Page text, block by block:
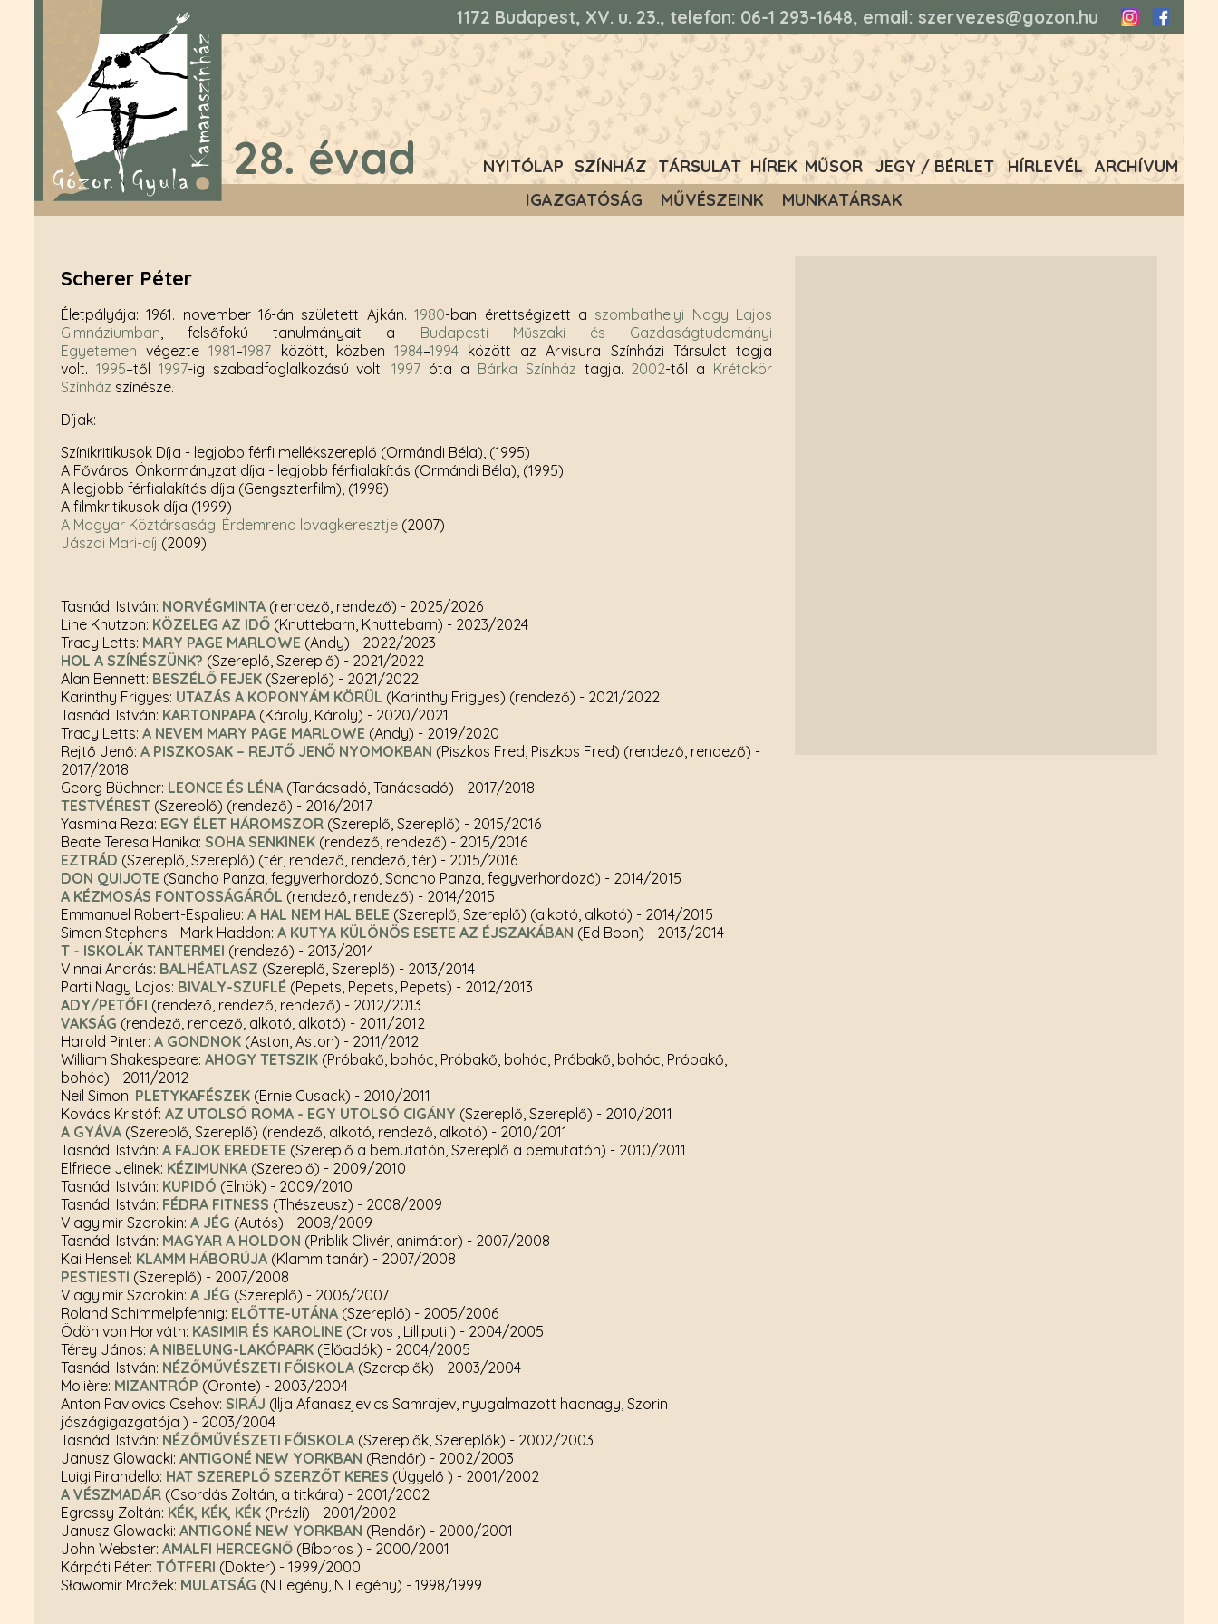
28. évad
1172 Budapest, XV. u. 23., telefon: 06-1 293-1648, email: szervezes@gozon.hu InstagramFacebook
NYITÓLAP SZÍNHÁZ
TÁRSULAT
IGAZGATÓSÁG
MŰVÉSZEINK MUNKATÁRSAK
HÍREK MŰSOR JEGY / BÉRLET HÍRLEVÉL ARCHÍVUM
Scherer Péter
Életpályája: 1961. november 16-án született Ajkán.1980-ban érettségizett a szombathelyi Nagy Lajos
Gimnáziumban , felsőfokú tanulmányait a Budapesti Műszaki és Gazdaságtudományi
Egyetemen végezte1981–1987 között, közben 1984–1994között az Arvisura Színházi Társulat tagja
volt. 1995–től 1997-ig szabadfoglalkozású volt.1997 óta a Bárka Színház tagja. 2002-től a Krétakör
Színház színésze.
Díjak:
Színikritikusok Díja - legjobb férfi mellékszereplő (Ormándi Béla), (1995)
A Fővárosi Önkormányzat díja - legjobb férfialakítás (Ormándi Béla), (1995)
A legjobb férfialakítás díja (Gengszterfilm), (1998)
A filmkritikusok díja (1999)
A Magyar Köztársasági Érdemrend lovagkeresztje (2007)
Jászai Mari-díj (2009)
Tasnádi István: NORVÉGMINTA (rendező, rendező) - 2025/2026
Line Knutzon: KÖZELEG AZ IDŐ (Knuttebarn, Knuttebarn) - 2023/2024
Tracy Letts: MARY PAGE MARLOWE (Andy) - 2022/2023
HOL A SZÍNÉSZÜNK? (Szereplő, Szereplő) - 2021/2022
Alan Bennett: BESZÉLŐ FEJEK (Szereplő) - 2021/2022
Karinthy Frigyes: UTAZÁS A KOPONYÁM KÖRÜL (Karinthy Frigyes) (rendező) - 2021/2022
Tasnádi István: KARTONPAPA (Károly, Károly) - 2020/2021
Tracy Letts: A NEVEM MARY PAGE MARLOWE (Andy) - 2019/2020
Rejtő Jenő: A PISZKOSAK – REJTŐ JENŐ NYOMOKBAN (Piszkos Fred, Piszkos Fred) (rendező, rendező) -
2017/2018
Georg Büchner: LEONCE ÉS LÉNA (Tanácsadó, Tanácsadó) - 2017/2018
TESTVÉREST (Szereplő) (rendező) - 2016/2017
Yasmina Reza: EGY ÉLET HÁROMSZOR (Szereplő, Szereplő) - 2015/2016
Beate Teresa Hanika: SOHA SENKINEK (rendező, rendező) - 2015/2016
EZTRÁD (Szereplő, Szereplő) (tér, rendező, rendező, tér) - 2015/2016
DON QUIJOTE (Sancho Panza, fegyverhordozó, Sancho Panza, fegyverhordozó) - 2014/2015
A KÉZMOSÁS FONTOSSÁGÁRÓL (rendező, rendező) - 2014/2015
Emmanuel Robert-Espalieu: A HAL NEM HAL BELE (Szereplő, Szereplő) (alkotó, alkotó) - 2014/2015
Simon Stephens - Mark Haddon: A KUTYA KÜLÖNÖS ESETE AZ ÉJSZAKÁBAN (Ed Boon) - 2013/2014
T - ISKOLÁK TANTERMEI (rendező) - 2013/2014
Vinnai András: BALHÉATLASZ (Szereplő, Szereplő) - 2013/2014
Parti Nagy Lajos: BIVALY-SZUFLÉ (Pepets, Pepets, Pepets) - 2012/2013
ADY/PETŐFI (rendező, rendező, rendező) - 2012/2013
VAKSÁG (rendező, rendező, alkotó, alkotó) - 2011/2012
Harold Pinter: A GONDNOK (Aston, Aston) - 2011/2012
William Shakespeare: AHOGY TETSZIK (Próbakő, bohóc, Próbakő, bohóc, Próbakő, bohóc, Próbakő,
bohóc) - 2011/2012
Neil Simon: PLETYKAFÉSZEK (Ernie Cusack) - 2010/2011
Kovács Kristóf: AZ UTOLSÓ ROMA - EGY UTOLSÓ CIGÁNY (Szereplő, Szereplő) - 2010/2011
A GYÁVA (Szereplő, Szereplő) (rendező, alkotó, rendező, alkotó) - 2010/2011
Tasnádi István: A FAJOK EREDETE (Szereplő a bemutatón, Szereplő a bemutatón) - 2010/2011
Elfriede Jelinek: KÉZIMUNKA (Szereplő) - 2009/2010
Tasnádi István: KUPIDÓ (Elnök) - 2009/2010
Tasnádi István: FÉDRA FITNESS (Thészeusz) - 2008/2009
Vlagyimir Szorokin: A JÉG (Autós) - 2008/2009
Tasnádi István: MAGYAR A HOLDON (Priblik Olivér, animátor) - 2007/2008
Kai Hensel: KLAMM HÁBORÚJA (Klamm tanár) - 2007/2008
PESTIESTI (Szereplő) - 2007/2008
Vlagyimir Szorokin: A JÉG (Szereplő) - 2006/2007
Roland Schimmelpfennig: ELŐTTE-UTÁNA (Szereplő) - 2005/2006
Ödön von Horváth: KASIMIR ÉS KAROLINE (Orvos , Lilliputi ) - 2004/2005
Térey János: A NIBELUNG-LAKÓPARK (Előadók) - 2004/2005
Tasnádi István: NÉZŐMŰVÉSZETI FŐISKOLA (Szereplők) - 2003/2004
Molière: MIZANTRÓP (Oronte) - 2003/2004
Anton Pavlovics Csehov: SIRÁJ (Ilja Afanaszjevics Samrajev, nyugalmazott hadnagy, Szorin
jószágigazgatója ) - 2003/2004
Tasnádi István: NÉZŐMŰVÉSZETI FŐISKOLA (Szereplők, Szereplők) - 2002/2003
Janusz Glowacki: ANTIGONÉ NEW YORKBAN (Rendőr) - 2002/2003
Luigi Pirandello: HAT SZEREPLŐ SZERZŐT KERES (Ügyelő ) - 2001/2002
A VÉSZMADÁR (Csordás Zoltán, a titkára) - 2001/2002
Egressy Zoltán: KÉK, KÉK, KÉK (Prézli) - 2001/2002
Janusz Glowacki: ANTIGONÉ NEW YORKBAN (Rendőr) - 2000/2001
John Webster: AMALFI HERCEGNŐ (Bíboros ) - 2000/2001
Kárpáti Péter: TÓTFERI (Dokter) - 1999/2000
Sławomir Mrožek: MULATSÁG (N Legény, N Legény) - 1998/1999